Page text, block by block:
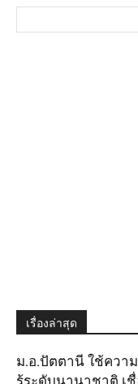
เรื่องล่าสุด
ม.อ.ปัตตานี ใช้ควา